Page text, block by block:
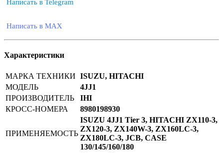
Написать в Telegram
Написать в MAX
Характеристики
МАРКА ТЕХНИКИ ISUZU, HITACHI
МОДЕЛЬ
4JJ1
ПРОИЗВОДИТЕЛЬ
IHI
КРОСС-НОМЕРА
8980198930
ПРИМЕНЯЕМОСТЬ
ISUZU 4JJ1 Tier 3, HITACHI ZX110-3,
ZX120-3, ZX140W-3, ZX160LC-3,
ZX180LC-3, JCB, CASE
130/145/160/180